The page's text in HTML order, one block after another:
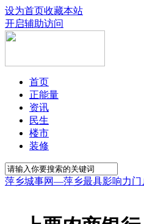
设为首页收藏本站
开启辅助访问
首页
正能量
资讯
民生
楼市
装修
萍乡城事网—萍乡最具影响力门